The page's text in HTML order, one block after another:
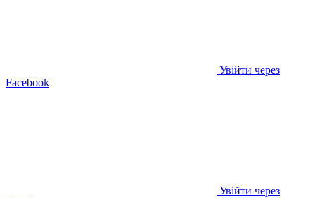
Увійти через
Facebook
Увійти через